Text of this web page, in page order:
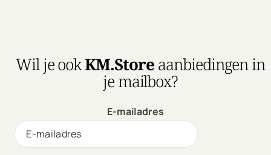
Wil je ookKM.Storeaanbiedingen in
je mailbox?
E-mailadres